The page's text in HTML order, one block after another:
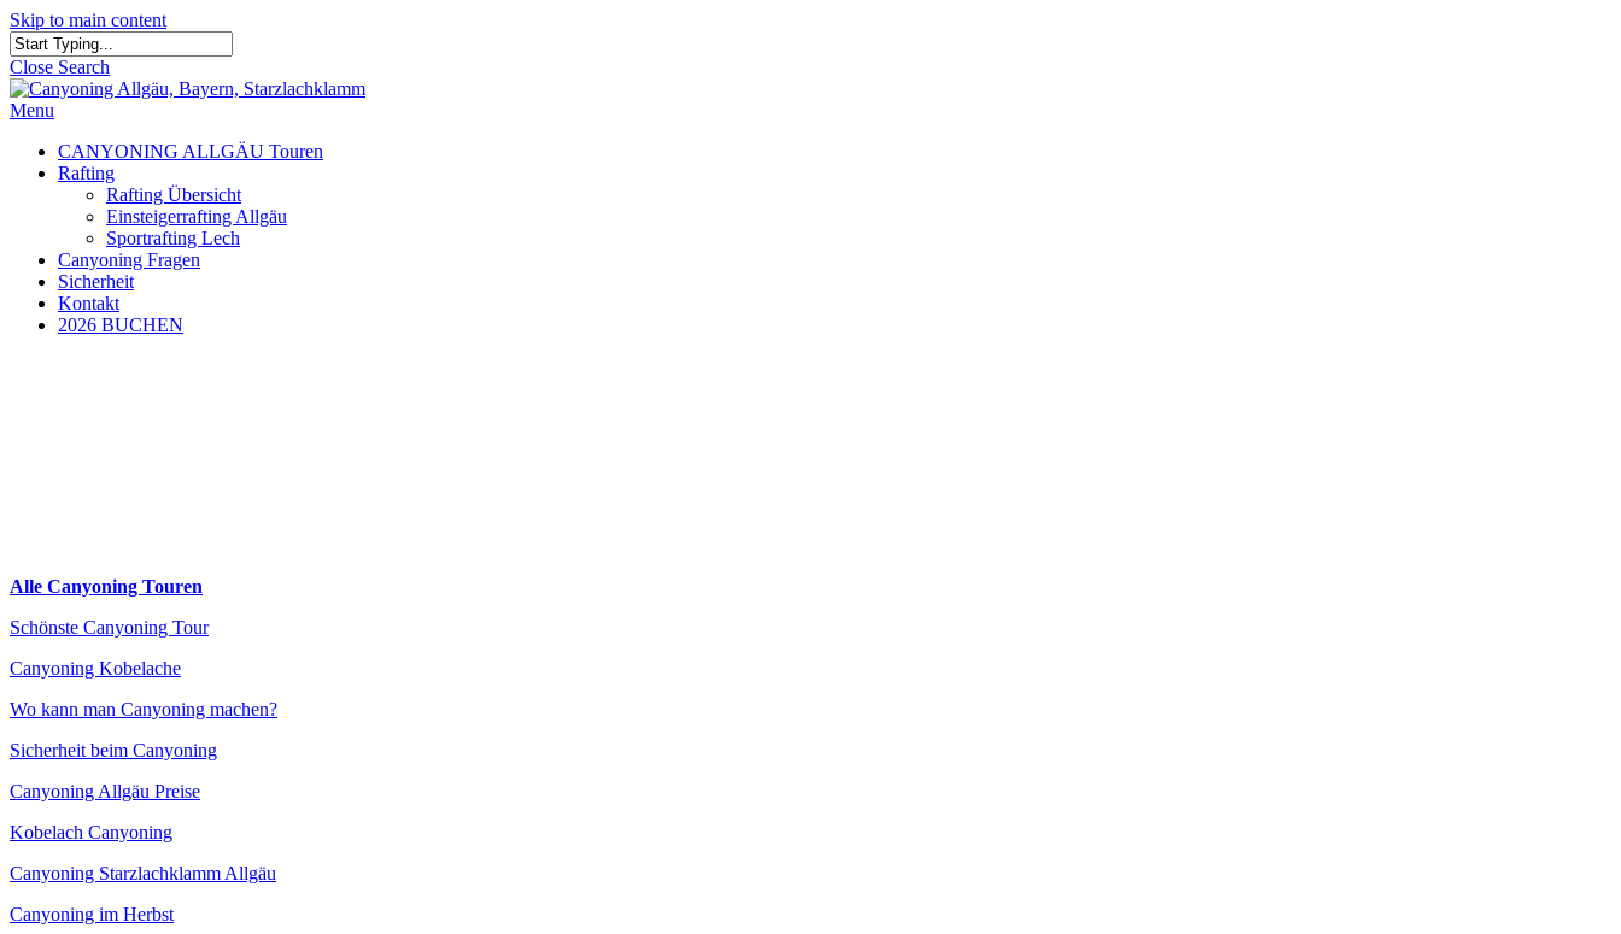
Skip to main content
Close Search
Menu
CANYONING ALLGÄU Touren
Rafting
Rafting Übersicht
Einsteigerrafting Allgäu
Sportrafting Lech
Canyoning Fragen
Sicherheit
Kontakt
2026 BUCHEN
Alle Canyoning Touren
Schönste Canyoning Tour
Canyoning Kobelache
Wo kann man Canyoning machen?
Sicherheit beim Canyoning
Canyoning Allgäu Preise
Kobelach Canyoning
Canyoning Starzlachklamm Allgäu
Canyoning im Herbst